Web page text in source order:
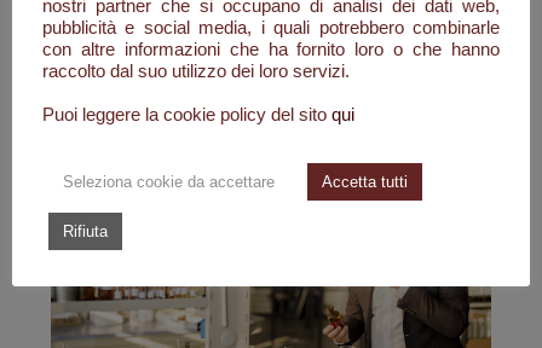
l'opportunità di fondersi insieme: oggi, infatti, sono
l'amministratore delegato di CFF, la più giovane e
nostri partner che si occupano di analisi dei dati web,
pubblicità e social media, i quali potrebbero combinarle
con altre informazioni che ha fornito loro o che hanno
raccolto dal suo utilizzo dei loro servizi.
Puoi leggere la cookie policy del sito qui
Seleziona cookie da accettare Accetta tutti
Rifiuta